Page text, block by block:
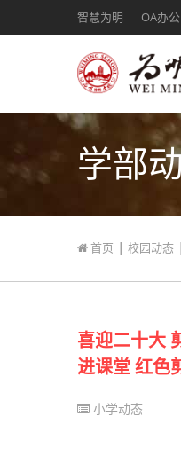
智慧为明 OA办
学部
首页 | 校园动态 |
喜迎二十大
进课堂 红色
小学动态